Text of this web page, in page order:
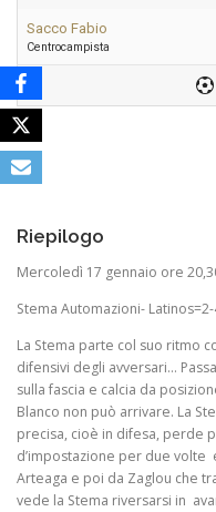
Sacco Fabio
Centrocampista
Riepilogo
Mercoledì 17 gennaio ore
Stema Automazioni-
La Stema parte col suo ritmo
difensivi degli avversari…
sulla fascia e calcia da
Blanco non può arrivare. La
precisa, cioè in difesa, perde
d’impostazione per due
Arteaga e poi da Zaglou che
vede la Stema riversarsi in